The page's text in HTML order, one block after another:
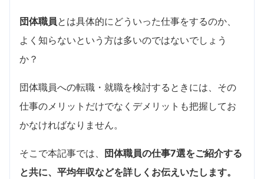
団体職員とは具体的にどういった仕事をするのか、
よく知らないという方は多いのではないでしょう
か？
団体職員への転職・就職を検討するときには、その
仕事のメリットだけでなくデメリットも把握してお
かなければなりません。
そこで本記事では、 団体職員の仕事7選をご紹介する
と共に、平均年収などを詳しくお伝えいたします。